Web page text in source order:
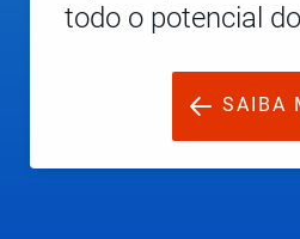
todo o potencial
SAIBA